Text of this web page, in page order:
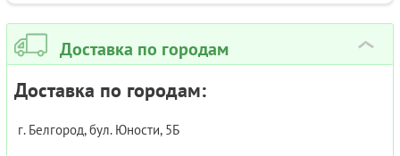
Доставка по городам ›
Доставка по городам:
г. Белгород, бул. Юности, 5Б